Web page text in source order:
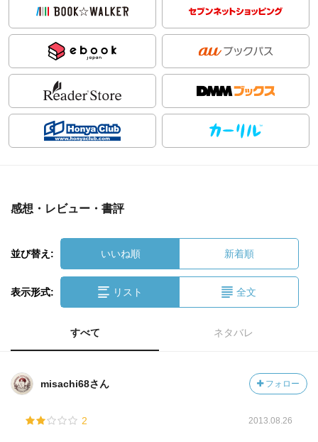
感想・レビュー・書評
並び替え: いいね順 新着順
表示形式: リスト 全文
すべて ネタバレ
misachi68さん フォロー
2 2013.08.26